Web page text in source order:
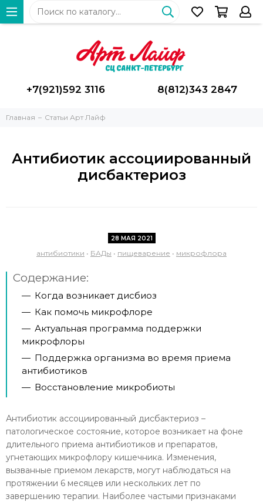
+7(921)592 3116 8(812)343 2847
Главная Статьи Арт Лайф
Антибиотик ассоциированный
дисбактериоз
28 МАЯ 2021
антибиотики • БАДы • пищеварение • микрофлора
Содержание:
— Когда возникает дисбиоз
— Как помочь микрофлоре
— Актуальная программа поддержки
микрофлоры
— Поддержка организма во время приема
антибиотиков
— Восстановление микробиоты
Антибиотик ассоциированный дисбактериоз –
патологическое состояние, которое возникает на фоне
длительного приема антибиотиков и препаратов,
угнетающих микрофлору кишечника. Изменения,
вызванные приемом лекарств, могут наблюдаться на
протяжении 6 месяцев или нескольких лет по
завершению терапии. Наиболее частыми признаками